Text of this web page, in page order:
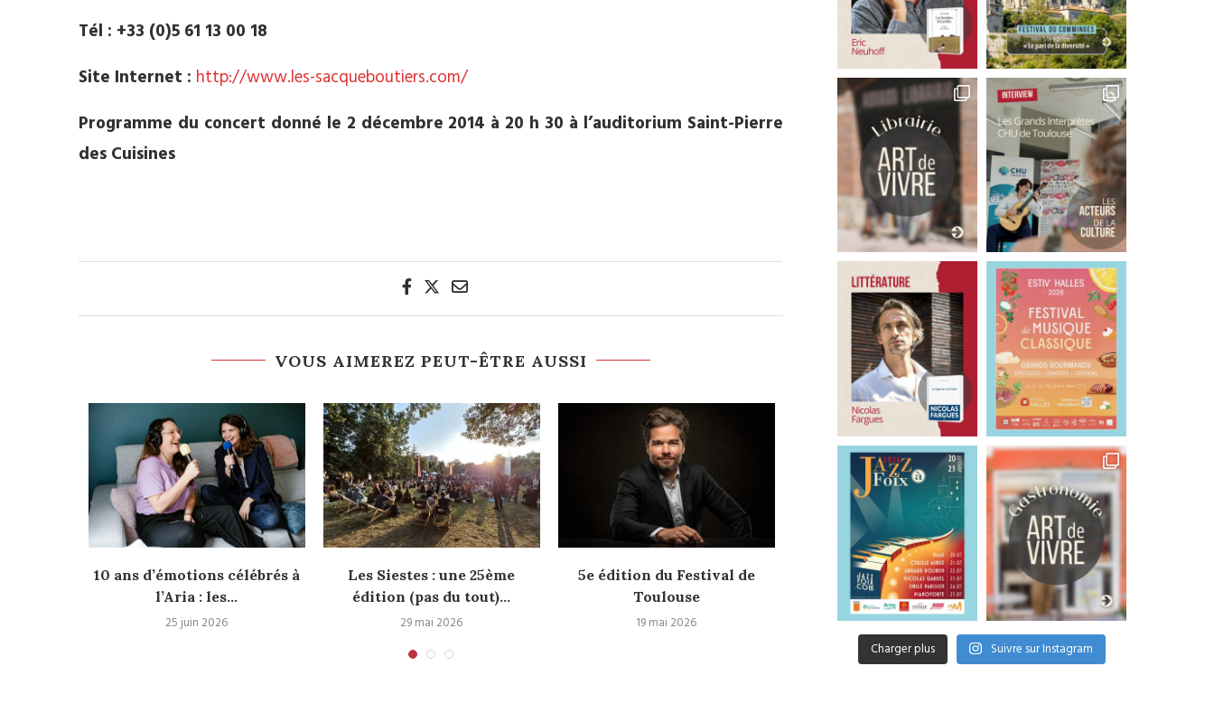
Tél : +33 (0)5 61 13 00 18
Site Internet : http://www.les-sacqueboutiers.com/
Programme du concert donné le 2 décembre 2014 à 20 h 30 à l’auditorium Saint-Pierre
des Cuisines
VOUS AIMEREZ PEUT-ÊTRE AUSSI
10 ans d’émotions célébrés à
l’Aria : les...
25 juin 2026
Les Siestes : une 25ème
édition (pas du tout)...
29 mai 2026
5e édition du Festival de
Toulouse
19 mai 2026
Hans Zimmer, du cinéma à la
scène
6 mai 2026
Kazokoo : un an après,
cuisine s’impose...
28 mars 2026
Charger plus Suivre sur Instagram